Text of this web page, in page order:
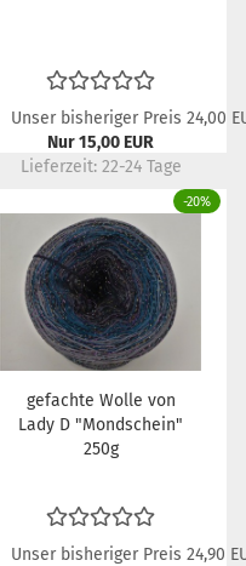
Unser bisheriger Preis 24,00
Nur 15,00 EUR
Lieferzeit: 22-24 Tage
-20%
gefachte Wolle von
Lady D "Mondschein"
250g
Unser bisheriger Preis 24,90